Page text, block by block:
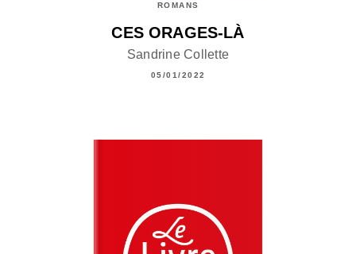
ROMANS
CES ORAGES-LÀ
Sandrine Collette
05/01/2022